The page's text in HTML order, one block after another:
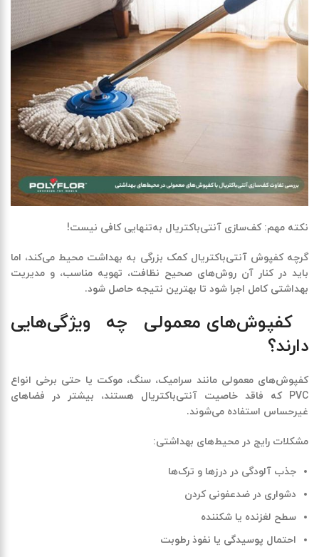
نکته مهم: کف‌سازی آنتی‌باکتریال به‌تنهایی کافی نیست!
گرچهکفپوش آنتی‌باکتریال کمک بزرگی به بهداشت محیط می‌کند، اما
باید در کنار آن روش‌های صحیح نظافت، تهویه مناسب، و مدیریت
بهداشتی کامل اجرا شود تا بهترین نتیجه حاصل شود.
کفپوش‌های معمولی چه ویژگی‌هایی
دارند؟
کفپوش‌های معمولی مانند سرامیک، سنگ، موکت یا حتی برخی انواع
PVC که
فاقد خاصیت آنتی‌باکتریال هستند، بیشتر در فضاهای
غیرحساس استفاده می‌شوند.
مشکلات رایج در محیط‌های بهداشتی:
جذب آلودگی در درزها و ترک‌ها
دشواری در ضدعفونی کردن
سطح لغزنده یا شکننده
احتمال پوسیدگی یا نفوذ رطوبت